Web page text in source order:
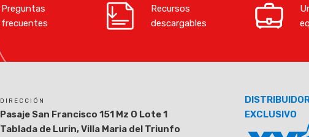
Preguntas
frecuentes
Recursos
descargables
DIRECCIÓN
Pasaje San Francisco 151 Mz O Lote 1
Tablada de Lurin, Villa Maria del Triunfo
EXCLUSIVO